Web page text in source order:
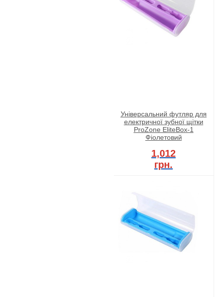
Універсальний футляр для
електричної зубної щітки
ProZone EliteBox-1
Фіолетовий
1,012
грн.